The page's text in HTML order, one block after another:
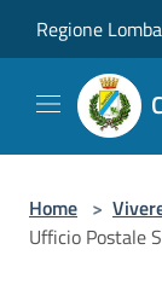
Regione
Home >
Ufficio Postale